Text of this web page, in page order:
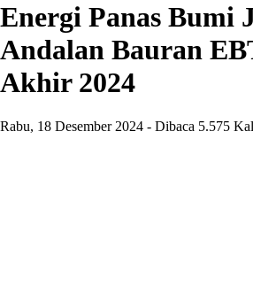
Energi Panas Bumi
Andalan Bauran
Akhir 2024
Rabu, 18 Desember 2024 - Dibaca 5.575